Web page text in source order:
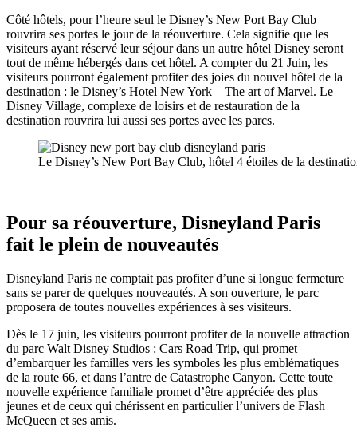
Côté hôtels, pour l’heure seul le Disney’s New Port Bay Club
rouvrira ses portes le jour de la réouverture. Cela signifie que les
visiteurs ayant réservé leur séjour dans un autre hôtel Disney seront
tout de même hébergés dans cet hôtel. A compter du 21 Juin, les
visiteurs pourront également profiter des joies du nouvel hôtel de la
destination : le Disney’s Hotel New York – The art of Marvel. Le
Disney Village, complexe de loisirs et de restauration de la
destination rouvrira lui aussi ses portes avec les parcs.
Le Disney’s New Port Bay Club, hôtel 4 étoiles de la
Pour sa réouverture, Disneyland Paris
fait le plein de nouveautés
Disneyland Paris ne comptait pas profiter d’une si longue fermeture
sans se parer de quelques nouveautés. A son ouverture, le parc
proposera de toutes nouvelles expériences à ses visiteurs.
Dès le 17 juin, les visiteurs pourront profiter de la nouvelle attraction
du parc Walt Disney Studios : Cars Road Trip, qui promet
d’embarquer les familles vers les symboles les plus emblématiques
de la route 66, et dans l’antre de Catastrophe Canyon. Cette toute
nouvelle expérience familiale promet d’être appréciée des plus
jeunes et de ceux qui chérissent en particulier l’univers de Flash
McQueen et ses amis.